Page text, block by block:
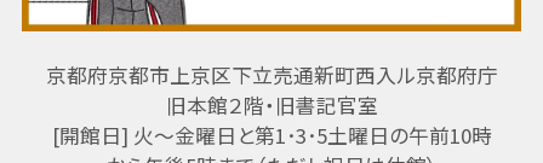
京都府京都市上京区下立売通新町西入ル京都府庁
旧本館２階・旧書記官室
[開館日] 火～金曜日と第1･3･5土曜日の午前10時